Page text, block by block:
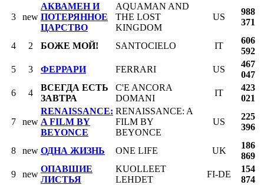
3 new
АКВАМЕН И
ПОТЕРЯННОЕ
ЦАРСТВО
AQUAMAN AND
THE LOST
KINGDOM
US
988
371
4 2 БОЖЕ МОЙ! SANTOCIELO IT
606
592
5
3 ФЕРРАРИ FERRARI US
467
047
6
4
ВСЕГДА ЕСТЬ
ЗАВТРА
C'E ANCORA
DOMANI
IT
423
021
7 new
RENAISSANCE:
A FILM BY
BEYONCE
RENAISSANCE: A
FILM BY
BEYONCE
US
225
396
8 new ОДНА ЖИЗНЬ ONE LIFE UK
186
869
9
new
ОПАВШИЕ
ЛИСТЬЯ
KUOLLEET
LEHDET
FI-DE
154
874